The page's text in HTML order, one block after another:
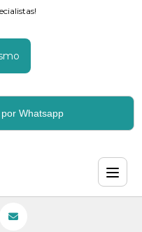
Whatsapp